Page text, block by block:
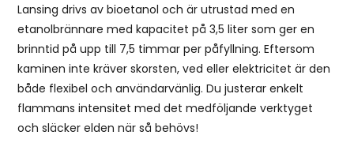
Lansing drivs av bioetanol och är utrustad med en
etanolbrännare med kapacitet på 3,5 liter som ger en
brinntid på upp till 7,5 timmar per påfyllning. Eftersom
kaminen inte kräver skorsten, ved eller elektricitet är den
både flexibel och användarvänlig. Du justerar enkelt
flammans intensitet med det medföljande verktyget
och släcker elden när så behövs!